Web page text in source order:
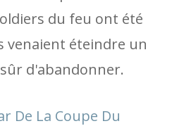
du feu ont été
venaient éteindre un
d'abandonner.
De La Coupe Du